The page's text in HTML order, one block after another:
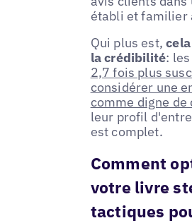
établi et familier
Qui plus est,
la crédibilité:
2,7 fois plus
considérer une
comme digne de
leur profil
est complet.
Comment
votre livre
tactiques